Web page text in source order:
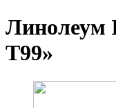
Линолеум
T99»